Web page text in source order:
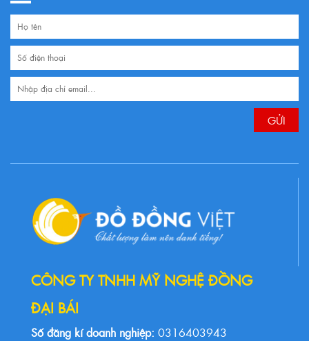
CÔNG TY TNHH MỸ NGHỆ ĐỒNG
ĐẠI BÁI
Số đăng kí doanh nghiệp: 0316403943